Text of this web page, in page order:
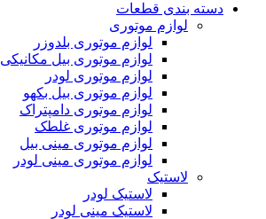
دسته بندی قطعات
لوازم موتوری
لوازم موتوری بلدوزر
لوازم موتوری بیل مکانیکی
لوازم موتوری لودر
لوازم موتوری بیل بکهو
لوازم موتوری دامپتراک
لوازم موتوری غلطک
لوازم موتوری مینی بیل
لوازم موتوری مینی لودر
لاستیک
لاستیک لودر
لاستیک مینی لودر